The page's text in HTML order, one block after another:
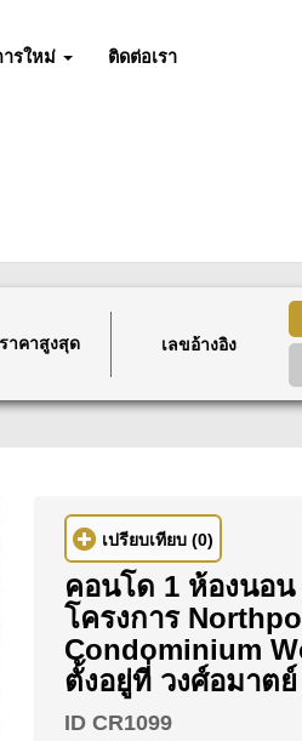
รใหม่ ติดต่อเรา
ราคาสูงสุด
เปรียบเทียบ (0)
คอนโด 1 ห้องนอน
โครงการ
Condominium
ตั้งอยู่ที่ วงศ์อมาตย์
ID CR1099